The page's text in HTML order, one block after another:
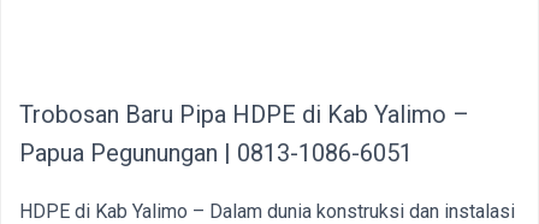
Trobosan Baru Pipa HDPE di Kab Yalimo –
Papua Pegunungan | 0813-1086-6051
HDPE di Kab Yalimo – Dalam dunia konstruksi dan instalasi